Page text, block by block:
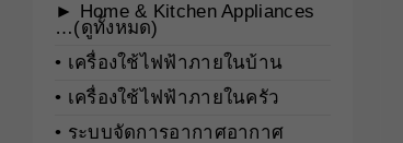
► Home & Kitchen Appliances
…(ดูทั้งหมด)
• เครื่องใช้ไฟฟ้าภายในบ้าน
• เครื่องใช้ไฟฟ้าภายในครัว
• ระบบจัดการอากาศอากาศ